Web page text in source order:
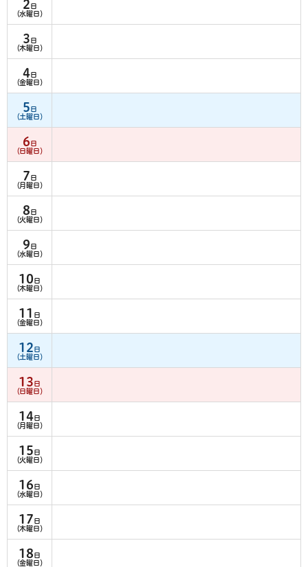
2 日
（水曜日）
3 日
（木曜日）
4日
（金曜日）
5 日
（土曜日）
6 日
（日曜日）
7 日
（月曜日）
8 日
（火曜日）
9 日
（水曜日）
10 日
（木曜日）
11 日
（金曜日）
12 日
（土曜日）
13 日
（日曜日）
14日
（月曜日）
15 日
（火曜日）
16 日
（水曜日）
17 日
（木曜日）
18 日
（金曜日）